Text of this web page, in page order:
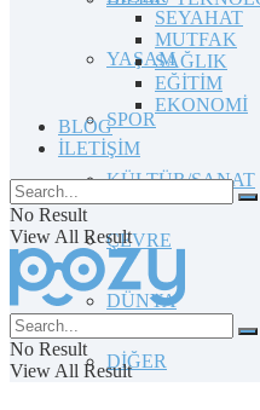
YAŞAM
SPOR
KÜLTÜR/SANAT
ÇEVRE
DÜNYA
DİĞER
SEYAHAT
MUTFAK
SAĞLIK
EĞİTİM
EKONOMİ
BLOG
İLETİŞİM
No Result
View All Result
No Result
View All Result